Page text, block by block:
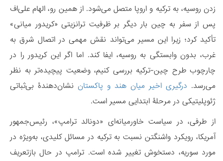
زدن روسیه، به ترکیه و اروپا متصل می‌شود. از همین رو، الهام علی‌اف
پس از سفر به چین بار دیگر بر ظرفیت ترانزیتی «کریدور میانی»
تأکید کرد؛ زیرا این مسیر می‌تواند نقش مهمی در اتصال شرق به
غرب، بدون وابستگی به روسیه، ایفا کند. اما اگر این کریدور را در
چارچوب طرح چین-ترکیه بررسی کنیم، وضعیت پیچیده‌تر به نظر
می‌رسد. درگیری اخیر میان هند و پاکستان نشان‌دهندۀ بی‌ثباتی
ژئوپلیتیکی در مرحلۀ ابتدایی مسیر است.
از طرفی، در سیاست خاورمیانه‌ای «دونالد ترامپ»، رئیس‌جمهور
آمریکا، رویکرد واشنگتن نسبت به ترکیه در مسائل کلیدی، به‌ویژه در
مورد سوریه، دستخوش تغییر شده است. ترامپ در حال بازتعریف